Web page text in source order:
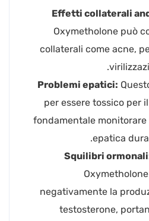
Effetti collaterali
Oxymetholone può
collaterali come acne,
Problemi epatici:
per essere tossico per
fondamentale
epatica
Squilibri
negativamente la
testosterone,